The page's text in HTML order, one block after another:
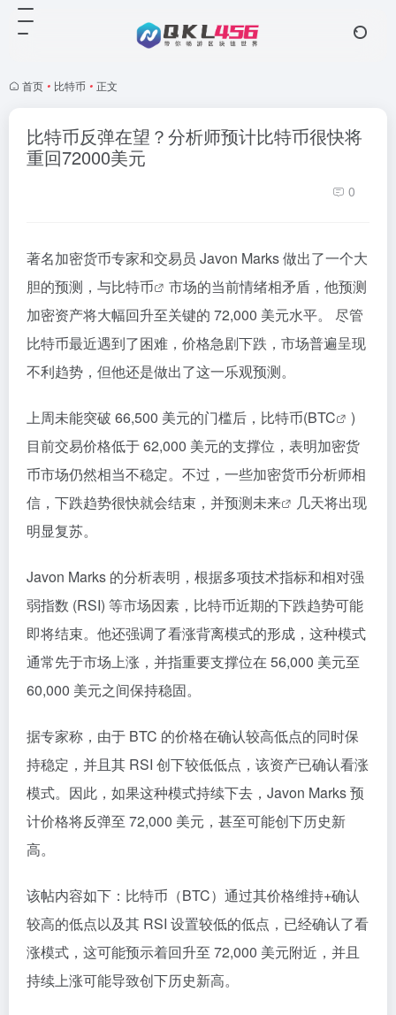
首页 • 比特币 • 正文
比特币反弹在望？分析师预计比特币很快将
重回72000美元
0
著名加密货币专家和交易员 Javon Marks 做出了一个大
胆的预测，与比特币
市场的当前情绪相矛盾，他预测
加密资产将大幅回升至关键的 72,000 美元水平。 尽管
比特币最近遇到了困难，价格急剧下跌，市场普遍呈现
不利趋势，但他还是做出了这一乐观预测。
上周未能突破 66,500 美元的门槛后，比特币(BTC
)
目前交易价格低于 62,000 美元的支撑位，表明加密货
币市场仍然相当不稳定。不过，一些加密货币分析师相
信，下跌趋势很快就会结束，并预测未来
几天将出现
明显复苏。
Javon Marks 的分析表明，根据多项技术指标和相对强
弱指数 (RSI) 等市场因素，比特币近期的下跌趋势可能
即将结束。他还强调了看涨背离模式的形成，这种模式
通常先于市场上涨，并指重要支撑位在 56,000 美元至
60,000 美元之间保持稳固。
据专家称，由于 BTC 的价格在确认较高低点的同时保
持稳定，并且其 RSI 创下较低低点，该资产已确认看涨
模式。因此，如果这种模式持续下去，Javon Marks 预
计价格将反弹至 72,000 美元，甚至可能创下历史新
高。
该帖内容如下：比特币（BTC）通过其价格维持+确认
较高的低点以及其 RSI 设置较低的低点，已经确认了看
涨模式，这可能预示着回升至 72,000 美元附近，并且
持续上涨可能导致创下历史新高。